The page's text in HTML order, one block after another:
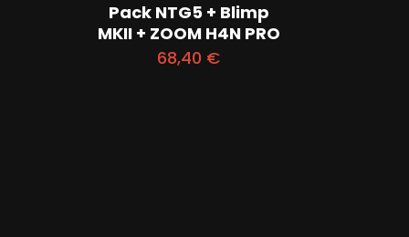
Pack NTG5 + Blimp
MKII + ZOOM H4N PRO
68,40 €